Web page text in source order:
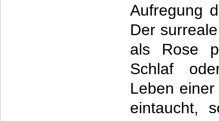
Aufregung
Der
als Rose
Schlaf
Leben
eintaucht,